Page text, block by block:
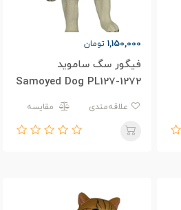
1,150,000 تومان
فیگور سگ ساموید
Samoyed Dog PL127-1272
مقایسه